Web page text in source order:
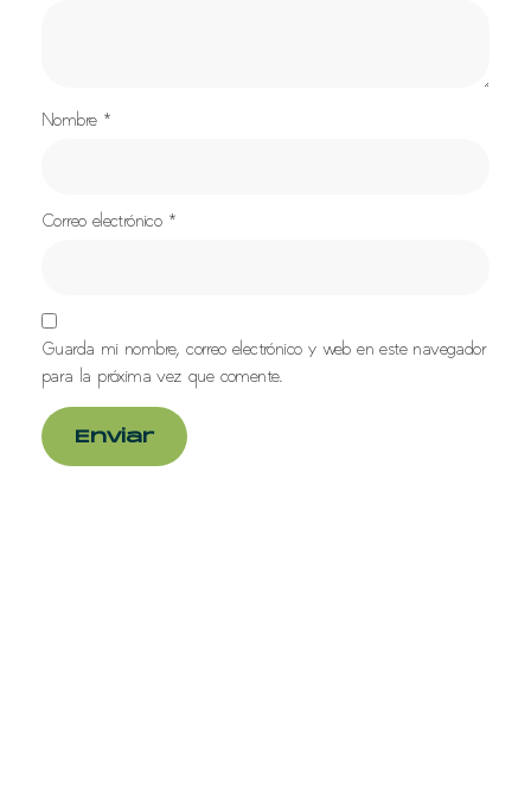
Nombre *
Correo electrónico *
Guarda mi nombre, correo electrónico y web en este navegador
para la próxima vez que comente.